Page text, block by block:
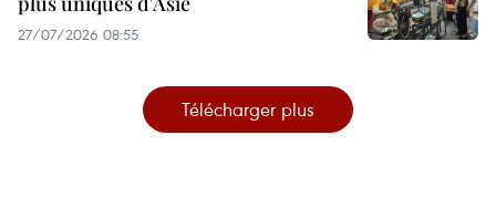
27/07/2026 08:55
Télécharger plus